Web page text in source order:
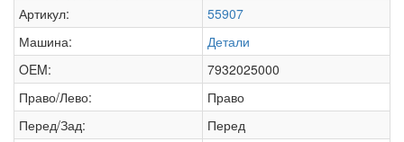
Артикул:
55907
Машина:
Детали
OEM:
7932025000
Право/Лево:
Право
Перед/Зад:
Перед